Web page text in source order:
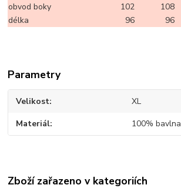
obvod boky
102 108
délka
96 96
Parametry
Velikost XL
Materiál 100% bavlna
Zboží zařazeno v kategoriích